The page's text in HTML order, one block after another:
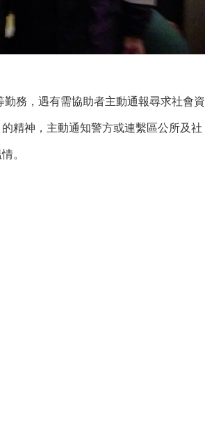
務，遇有需協助者主動通報尋求社會資
精神，主動通知警方或連繫區公所及社
。